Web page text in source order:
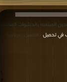
الميلفيه بالحشوات المختلفة
في تحميل | التحميل : مرة/مرات